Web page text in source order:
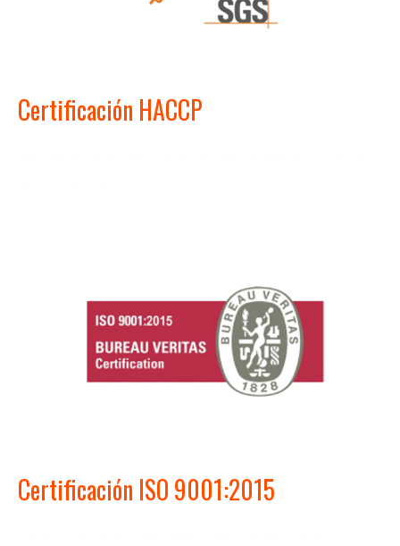
Certificación HACCP
Certificación ISO 9001:2015